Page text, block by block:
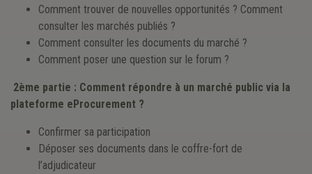
Comment trouver de nouvelles opportunités ? Comment
consulter les marchés publiés ?
Comment consulter les documents du marché ?
Comment poser une question sur le forum ?
2ème partie : Comment répondre à un marché public via la
plateforme eProcurement ?
Confirmer sa participation
Déposer ses documents dans le coffre-fort de
l’adjudicateur